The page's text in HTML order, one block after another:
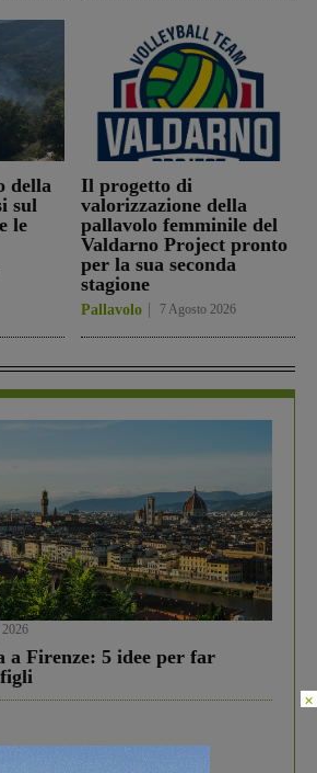
della
sul
le
Il progetto di
valorizzazione della
pallavolo femminile del
Valdarno Project pronto
per la sua seconda
stagione
Pallavolo 7 Agosto 2026
a Firenze: 5 idee per far
×